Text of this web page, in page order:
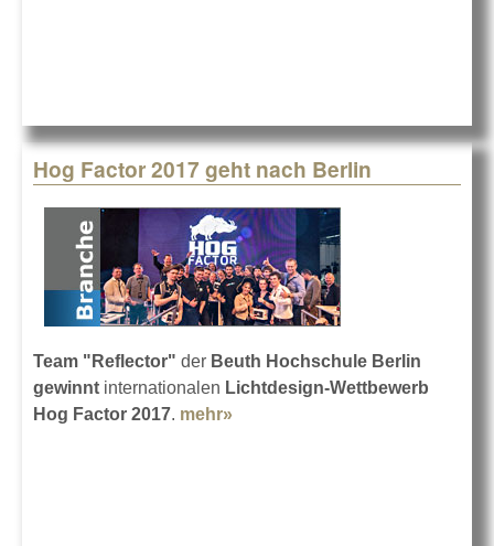
Hog Factor 2017 geht nach Berlin
Team "Reflector" der Beuth Hochschule Berlin
gewinnt internationalen Lichtdesign-Wettbewerb
Hog Factor 2017. mehr»